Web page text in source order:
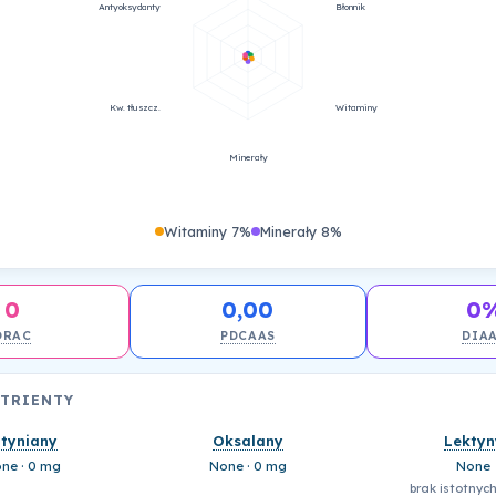
Błonnik
Witaminy
Minerały
Kw. tłuszcz.
Antyoksydanty
Witaminy 7% Minerały 8%
0 0,00
PDCAAS
· 0 mg
Oksalany
None · 0 mg None
brak